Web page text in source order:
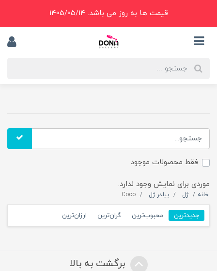
قیمت ها به روز می باشد. 1405/05/14
فقط محصولات موجود
موردی برای نمایش وجود ندارد.
خانه ژل بیلدر ژل Coco
جدیدترین محبوب‌ترین گران‌ترین ارزان‌ترین
برگشت به بالا